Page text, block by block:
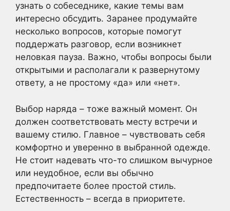
узнать о собеседнике, какие темы вам
интересно обсудить. Заранее продумайте
несколько вопросов, которые помогут
поддержать разговор, если возникнет
неловкая пауза. Важно, чтобы вопросы были
открытыми и располагали к развернутому
ответу, а не простому «да» или «нет».
Выбор наряда – тоже важный момент. Он
должен соответствовать месту встречи и
вашему стилю. Главное – чувствовать себя
комфортно и уверенно в выбранной одежде.
Не стоит надевать что-то слишком вычурное
или неудобное, если вы обычно
предпочитаете более простой стиль.
Естественность – всегда в приоритете.